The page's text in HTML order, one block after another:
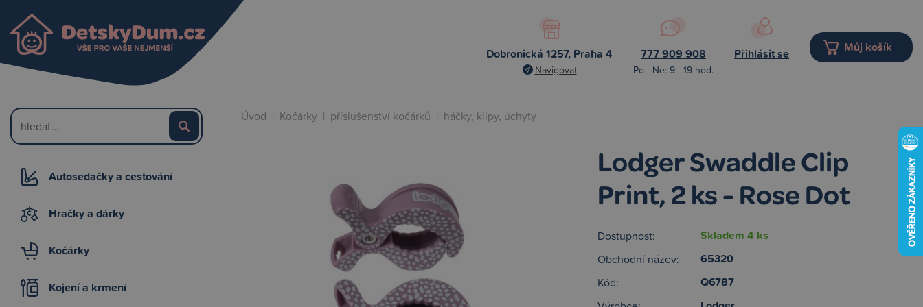
Dobronická 1257, Praha 4
Navigovat
777 909 908
Po - Ne: 9 - 19 hod.
Přihlásit se Můj košík
Autosedačky a cestování
Hračky a dárky
Kočárky
Kojení a krmení
Úvod | Kočárky | příslušenství kočárků | háčky, klipy, úchyty
Lodger Swaddle Clip
Print, 2 ks - Rose Dot
Dostupnost: Skladem 4 ks
Obchodní název: 65320
Kód: Q6787